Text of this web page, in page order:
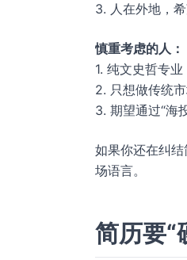
3. 人在外地，
慎重考虑的人：
1. 纯文史哲专
2. 只想做传统
3. 期望通过“海
如果你还在纠
场语言。
简历要“